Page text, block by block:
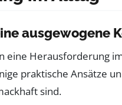
ausgewogene
eine Herausforderung
praktische Ansätze
sind.